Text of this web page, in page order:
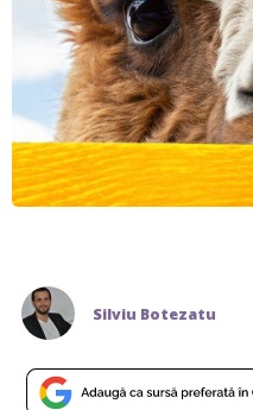
Silviu Botezatu